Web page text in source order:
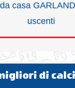
casa
uscenti
di